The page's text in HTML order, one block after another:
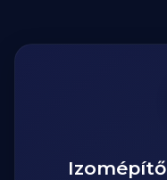
Izomépítő